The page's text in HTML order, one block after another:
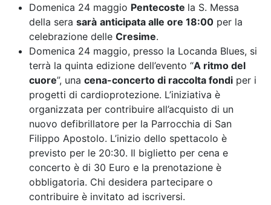
Domenica 24 maggio Pentecoste la S. Messa
della sera sarà anticipata alle ore 18:00 per la
celebrazione delle Cresime.
Domenica 24 maggio, presso la Locanda Blues, si
terrà la quinta edizione dell’evento “A ritmo del
cuore”, una cena-concerto di raccolta fondi per i
progetti di cardioprotezione. L’iniziativa è
organizzata per contribuire all’acquisto di un
nuovo defibrillatore per la Parrocchia di San
Filippo Apostolo. L’inizio dello spettacolo è
previsto per le 20:30. Il biglietto per cena e
concerto è di 30 Euro e la prenotazione è
obbligatoria. Chi desidera partecipare o
contribuire è invitato ad iscriversi.